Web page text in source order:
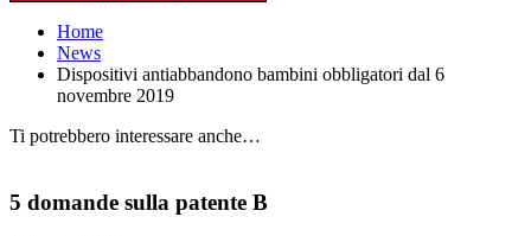
Home
News
Dispositivi antiabbandono bambini obbligatori dal 6
novembre 2019
Ti potrebbero interessare anche…
5 domande sulla patente B